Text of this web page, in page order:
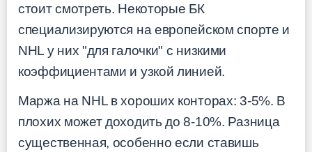
стоит смотреть. Некоторые БК
специализируются на европейском спорте и
NHL у них "для галочки" с низкими
коэффициентами и узкой линией.
Маржа на NHL в хороших конторах: 3-5%. В
плохих может доходить до 8-10%. Разница
существенная, особенно если ставишь